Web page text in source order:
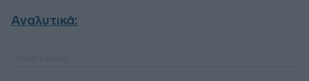
Αναλυτικά: